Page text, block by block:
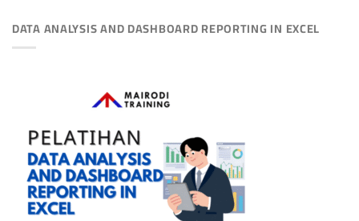
DATA ANALYSIS AND DASHBOARD REPORTING IN EXCEL